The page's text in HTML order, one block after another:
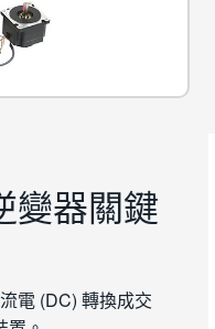
變器關鍵
電 (DC) 轉換成交